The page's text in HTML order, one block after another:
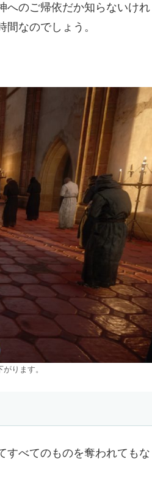
へのご帰依だか知らないけれ
なのでしょう。
ります。
すべてのものを奪われてもな